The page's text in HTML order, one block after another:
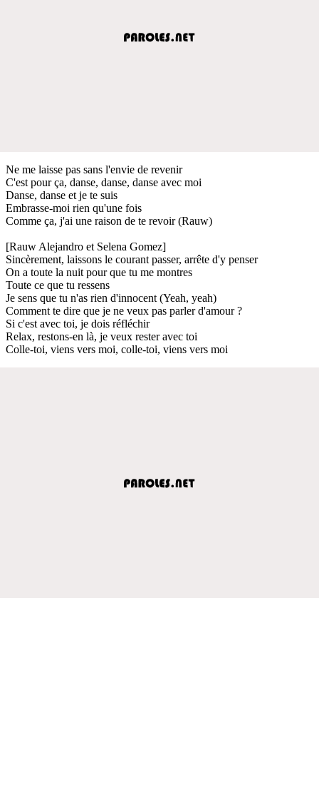
Ne me laisse pas sans l'envie de revenir
C'est pour ça, danse, danse, danse avec moi
Danse, danse et je te suis
Embrasse-moi rien qu'une fois
Comme ça, j'ai une raison de te revoir (Rauw)
[Rauw Alejandro et Selena Gomez]
Sincèrement, laissons le courant passer, arrête d'y penser
On a toute la nuit pour que tu me montres
Toute ce que tu ressens
Je sens que tu n'as rien d'innocent (Yeah, yeah)
Comment te dire que je ne veux pas parler d'amour ?
Si c'est avec toi, je dois réfléchir
Relax, restons-en là, je veux rester avec toi
Colle-toi, viens vers moi, colle-toi, viens vers moi